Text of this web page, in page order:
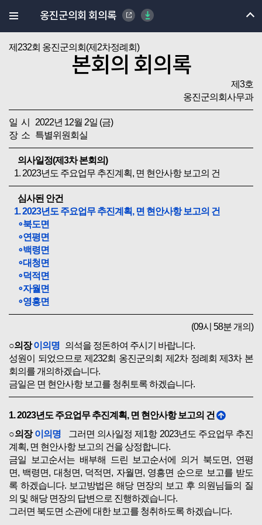
옹진군의회 회의록
제232회 옹진군의회(제2차정례회)
본회의 회의록
제3호
옹진군의회사무과
일 시 2022년 12월 2일 (금)
장 소 특별위원회실
의사일정(제3차 본회의)
1. 2023년도 주요업무 추진계획, 면 현안사항 보고의 건
심사된 안건
1. 2023년도 주요업무 추진계획, 면 현안사항 보고의 건
∘북도면
∘연평면
∘백령면
∘대청면
∘덕적면
∘자월면
∘영흥면
(09시 58분 개의)
○의장이의명 의석을 정돈하여 주시기 바랍니다.
성원이 되었으므로 제232회 옹진군의회 제2차 정례회 제3차 본
회의를 개의하겠습니다.
금일은 면 현안사항 보고를 청취토록 하겠습니다.
1. 2023년도 주요업무 추진계획, 면 현안사항 보고의 건
○의장이의명 그러면 의사일정 제1항 2023년도 주요업무 추진
계획, 면 현안사항 보고의 건을 상정합니다.
금일 보고순서는 배부해 드린 보고순서에 의거 북도면, 연평
면, 백령면, 대청면, 덕적면, 자월면, 영흥면 순으로 보고를 받도
록 하겠습니다. 보고방법은 해당 면장의 보고 후 의원님들의 질
의 및 해당 면장의 답변으로 진행하겠습니다.
그러면 북도면 소관에 대한 보고를 청취하도록 하겠습니다.